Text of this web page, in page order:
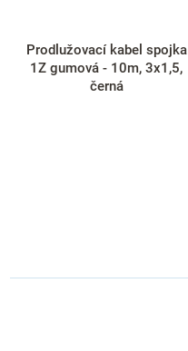
Prodlužovací kabel spojka
1Z gumová - 10m, 3x1,5,
černá